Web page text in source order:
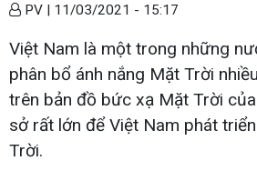
PV | 11/03/2021 - 15:17
Việt Nam là một trong những
phân bổ ánh nắng Mặt Trời
trên bản đồ bức xạ Mặt Trời
sở rất lớn để Việt Nam phát
Trời.